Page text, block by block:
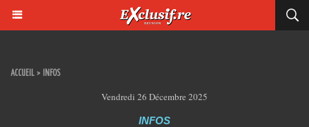
ACCUEIL > INFOS
Vendredi 26 Décembre 2025
INFOS